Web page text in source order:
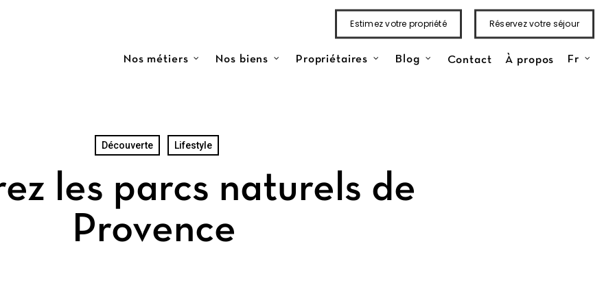
Estimez votre propriété Réservez votre séjour
Nos métiers Nos biens Propriétaires Blog Contact À propos Fr
Découverte Lifestyle
les parcs naturels de
Provence